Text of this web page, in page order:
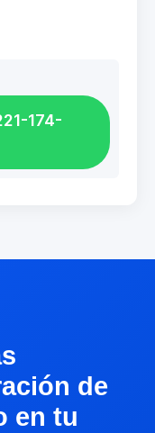
174-
de
en tu